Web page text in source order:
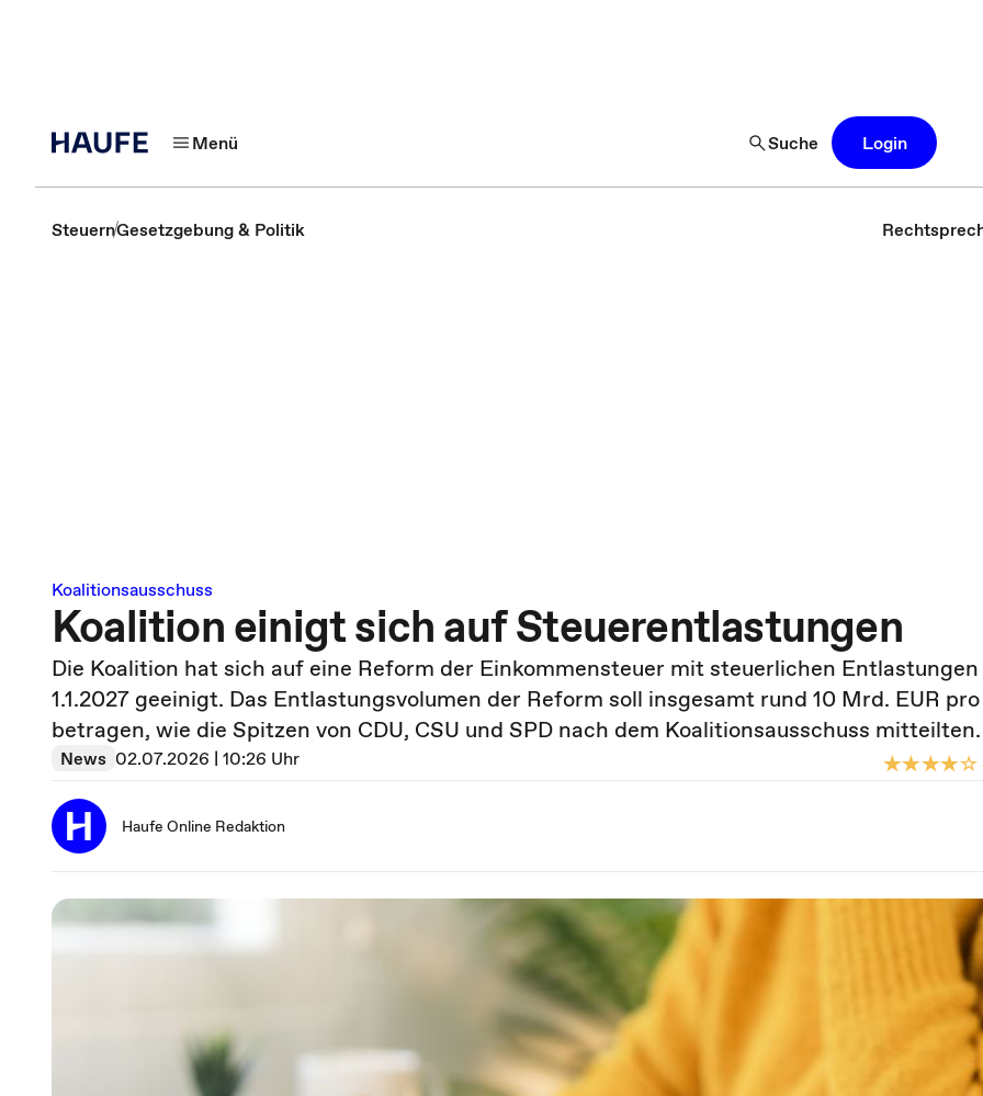
Menü Suche Login
SteuernGesetzgebung & Politik
Koalitionsausschuss
Koalition einigt sich auf Steuerentlastungen
Die Koalition hat sich auf eine Reform der Einkommensteuer mit steuerlichen
1.1.2027 geeinigt. Das Entlastungsvolumen der Reform soll insgesamt rund 10 Mrd. EUR
betragen, wie die Spitzen von CDU, CSU und SPD nach dem Koalitionsausschuss mitteilten.
News 02.07.2026 | 10:26 Uhr
Haufe Online Redaktion